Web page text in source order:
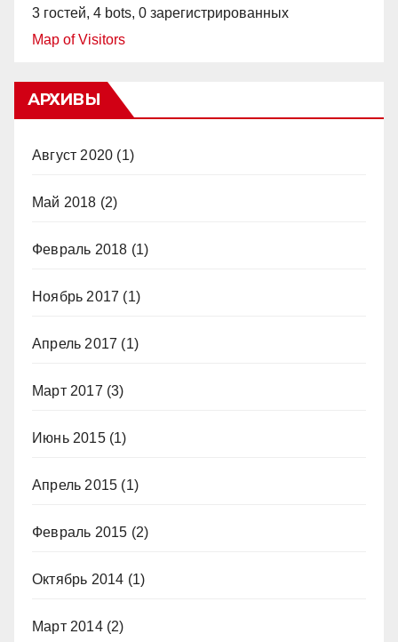
3 гостей, 4 bots, 0 зарегистрированных
Map of Visitors
АРХИВЫ
Август 2020 (1)
Май 2018 (2)
Февраль 2018 (1)
Ноябрь 2017 (1)
Апрель 2017 (1)
Март 2017 (3)
Июнь 2015(1)
Апрель 2015 (1)
Февраль 2015 (2)
Октябрь 2014 (1)
Март 2014(2)